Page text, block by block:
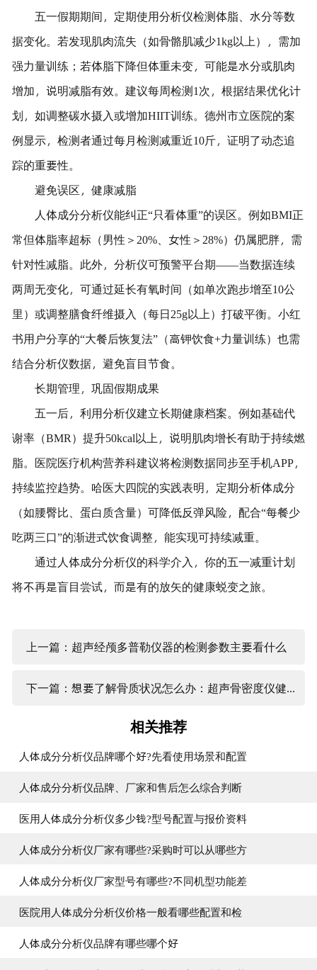
五一假期期间，定期使用分析仪检测体脂、水分等数
据变化。若发现肌肉流失（如骨骼肌减少1kg以上），需加
强力量训练；若体脂下降但体重未变，可能是水分或肌肉
增加，说明减脂有效。建议每周检测1次，根据结果优化计
划，如调整碳水摄入或增加HIIT训练。德州市立医院的案
例显示，检测者通过每月检测减重近10斤，证明了动态追
踪的重要性。
避免误区，健康减脂
人体成分分析仪能纠正“只看体重”的误区。例如BMI正
常但体脂率超标（男性＞20%、女性＞28%）仍属肥胖，需
针对性减脂。此外，分析仪可预警平台期——当数据连续
两周无变化，可通过延长有氧时间（如单次跑步增至10公
里）或调整膳食纤维摄入（每日25g以上）打破平衡。小红
书用户分享的“大餐后恢复法”（高钾饮食+力量训练）也需
结合分析仪数据，避免盲目节食。
长期管理，巩固假期成果
五一后，利用分析仪建立长期健康档案。例如基础代
谢率（BMR）提升50kcal以上，说明肌肉增长有助于持续燃
脂。医院医疗机构营养科建议将检测数据同步至手机APP，
持续监控趋势。哈医大四院的实践表明，定期分析体成分
（如腰臀比、蛋白质含量）可降低反弹风险，配合“每餐少
吃两三口”的渐进式饮食调整，能实现可持续减重。
通过人体成分分析仪的科学介入，你的五一减重计划
将不再是盲目尝试，而是有的放矢的健康蜕变之旅。
上一篇：超声经颅多普勒仪器的检测参数主要看什么
下一篇：想要了解骨质状况怎么办：超声骨密度仪健康筛查
相关推荐
人体成分分析仪品牌哪个好?先看使用场景和配置
人体成分分析仪品牌、厂家和售后怎么综合判断
医用人体成分分析仪多少钱?型号配置与报价资料
人体成分分析仪厂家有哪些?采购时可以从哪些方
人体成分分析仪厂家型号有哪些?不同机型功能差
医院用人体成分分析仪价格一般看哪些配置和检
人体成分分析仪品牌有哪些哪个好